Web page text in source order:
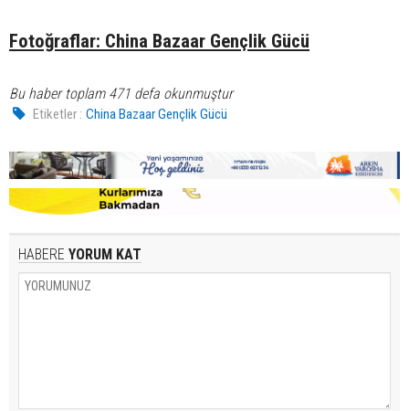
Fotoğraflar: China Bazaar Gençlik Gücü
Bu haber toplam 471 defa okunmuştur
Etiketler : China Bazaar Gençlik Gücü
HABERE YORUM KAT